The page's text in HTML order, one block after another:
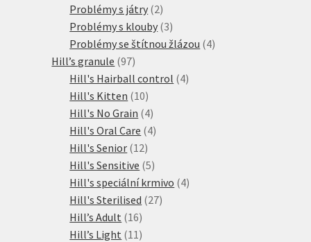
produkty
Problémy s játry 22
produkty
Problémy s klouby 33
produkty
Problémy se štítnou žlázou 44
Hill’s granule 9797
produktů
Hill's Hairball control 44
Hill's Kitten 1010
produktů
Hill's No Grain 44
produkty
Hill's Oral Care 44
Hill's Senior 1212
produktů
Hill's Sensitive 55
produktů
Hill's speciální krmivo 44
Hill's Sterilised 2727
Hill’s Adult 1616
produktů
Hill’s Light 11 11